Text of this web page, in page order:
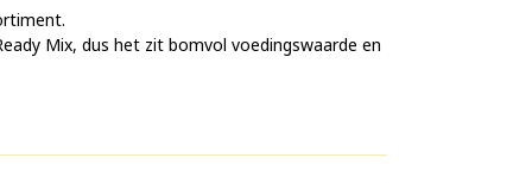
Mix, dus het zit bomvol voedingswaarde en